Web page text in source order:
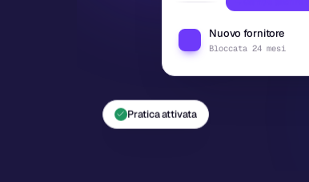
Nuovo fornitore
Bloccata 24 mesi
Pratica attivata